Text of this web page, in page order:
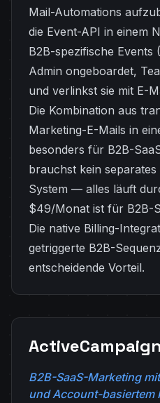
Mail-Automations
die Event-API in einem
B2B-spezifische Events
Admin ongeboardet,
und verlinkst sie mit E-
Die Kombination aus
Marketing-E-Mails in
besonders für B2B-
brauchst kein
System — alles läuft
$49/Monat ist für B2B-
Die native Billing-
getriggerte B2B-
entscheidende Vorteil.
ActiveCampaign
B2B-SaaS-Marketing
und Account-basiertem